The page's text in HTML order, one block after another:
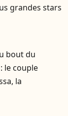
grandes stars
bout du
le couple
la